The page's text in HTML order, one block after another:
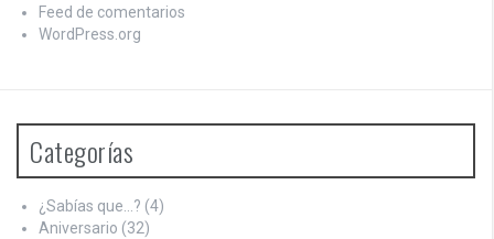
Feed de comentarios
WordPress.org
Categorías
¿Sabías que…? (4)
Aniversario (32)